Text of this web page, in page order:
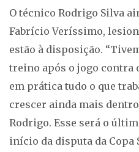
O técnico Rodrigo Silva
Fabrício Veríssimo,
estão à disposição.
treino após o jogo contra
em prática tudo o que
crescer ainda mais
Rodrigo. Esse será o
início da disputa da Copa